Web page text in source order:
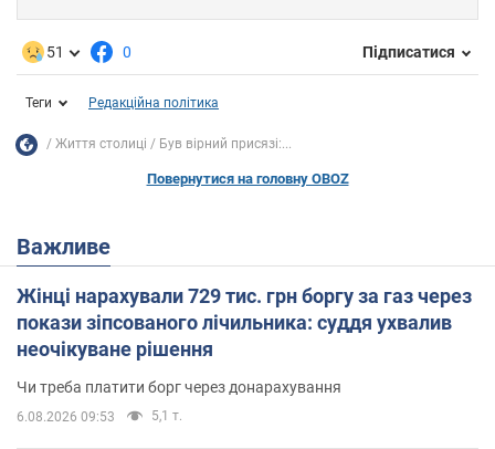
51 0 Підписатися
Теги Редакційна політика
Життя столиці Був вірний присязі:...
Повернутися на головну OBOZ
Важливе
Жінці нарахували 729 тис. грн боргу за газ через
покази зіпсованого лічильника: суддя ухвалив
неочікуване рішення
Чи треба платити борг через донарахування
6.08.2026 09:53 5,1 т.